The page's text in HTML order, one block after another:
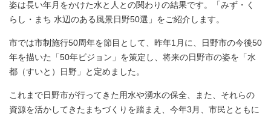
姿は長い年月をかけた水と人との関わりの結果です。「みず・く
らし・まち 水辺のある風景日野50選」をご紹介します。
市では市制施行50周年を節目として、昨年1月に、日野市の今後50
年を描いた「50年ビジョン」を策定し、将来の日野市の姿を「水
都（すいと）日野」と定めました。
これまで日野市が行ってきた用水や湧水の保全、また、それらの
資源を活かしてきたまちづくりを踏まえ、今年3月、市民とともに